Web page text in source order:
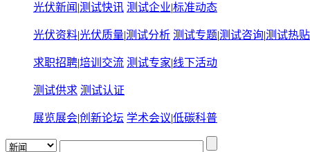
光伏新闻 |测试快讯 测试企业|标准动态
光伏资料|光伏质量|测试分析 测试专题|测试咨询|测试热贴
求职招聘|培训交流 测试专家|线下活动
测试供求 测试认证
展览展会|创新论坛 学术会议|低碳科普